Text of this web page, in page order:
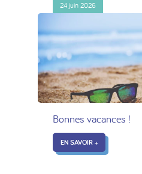
24 juin 2026
Bonnes vacances !
EN SAVOIR +